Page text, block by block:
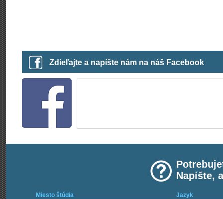
Zdieľajte a napíšte nám na náš Facebook
Napíšte,
Miesto štúdia Jazyk